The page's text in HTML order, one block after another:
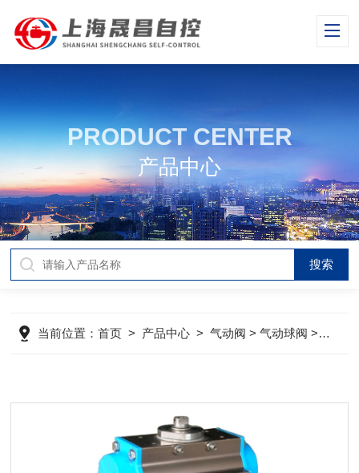
PRODUCT CENTER
产品中心
当前位置：首页 > 产品中心 >气动阀 >气动球阀 > 气动超薄型球阀/对夹球阀-CB-ZGJQ